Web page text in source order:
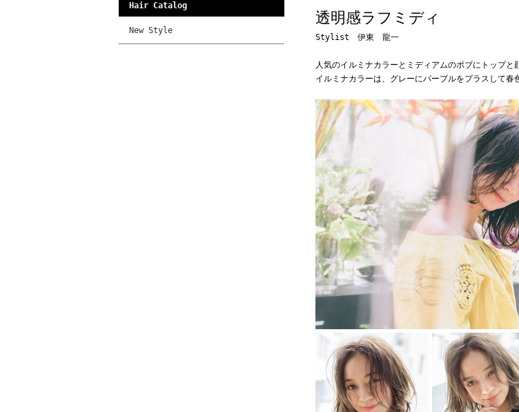
Hair Catalog
New Style
透明感ラフミディ
Stylist 伊東 龍一
人気のイルミナカラーとミディアムのボブにトップと
イルミナカラーは、グレーにパープルをプラスして春